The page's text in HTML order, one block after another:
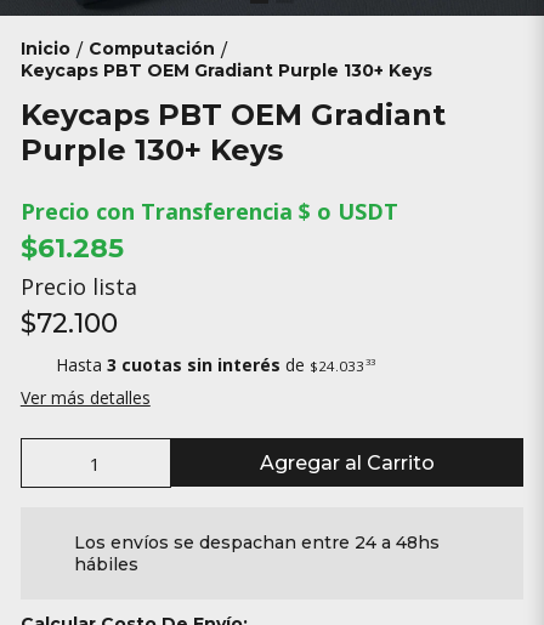
Inicio / Computación /
Keycaps PBT OEM Gradiant Purple 130+ Keys
Keycaps PBT OEM Gradiant
Purple 130+ Keys
Precio con Transferencia $ o USDT
$61.285
Precio lista
$72.100
Hasta 3 cuotas sin interés de $24.033 33
Ver más detalles
Agregar al Carrito
Los envíos se despachan entre 24 a 48hs
hábiles